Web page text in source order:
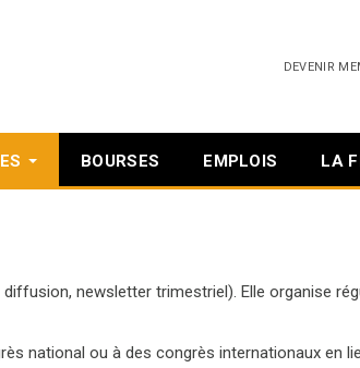
DEVENIR
BOURSES EMPLOIS LA
newsletter trimestriel). Elle organise
national ou à des congrès internationaux en